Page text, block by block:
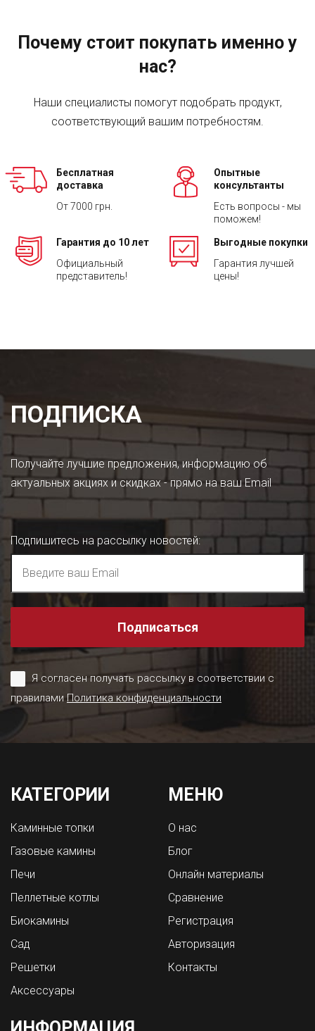
Почему стоит покупать именно у
нас?
Наши специалисты помогут подобрать продукт,
соответствующий вашим потребностям.
Бесплатная
доставка
От 7000 грн.
Опытные
консультанты
Есть вопросы - мы
поможем!
Гарантия до 10 лет
Официальный
представитель!
Выгодные покупки
Гарантия лучшей
цены!
ПОДПИСКА
Получайте лучшие предложения, информацию об
актуальных акциях и скидках - прямо на ваш Email
Подпишитесь на рассылку новостей:
Подписаться
Я согласен получать рассылку в соответствии с
правиламиПолитика конфиденциальности
КАТЕГОРИИ
Каминные топки
Газовые камины
Печи
Пеллетные котлы
Биокамины
Сад
Решетки
Аксессуары
МЕНЮ
О нас
Блог
Онлайн материалы
Сравнение
Регистрация
Авторизация
Контакты